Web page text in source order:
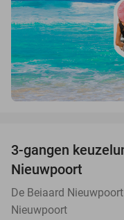
3-gangen
Nieuwpoort
De Beiaard Nieuwpoort
Nieuwpoort